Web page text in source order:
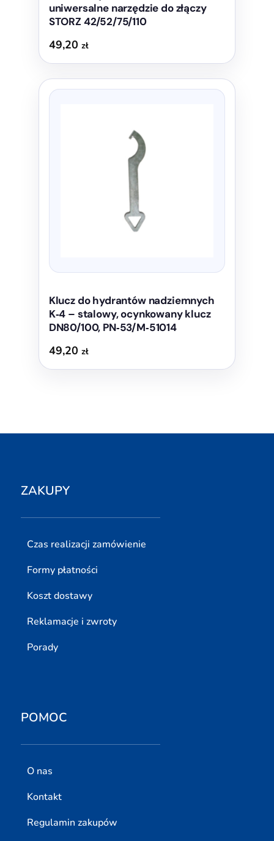
uniwersalne narzędzie do złączy
STORZ 42/52/75/110
49,20 zł
Klucz do hydrantów nadziemnych
K‑4 – stalowy, ocynkowany klucz
DN80/100, PN‑53/M‑51014
49,20 zł
ZAKUPY
Czas realizacji zamówienie
Formy płatności
Koszt dostawy
Reklamacje i zwroty
Porady
POMOC
O nas
Kontakt
Regulamin zakupów